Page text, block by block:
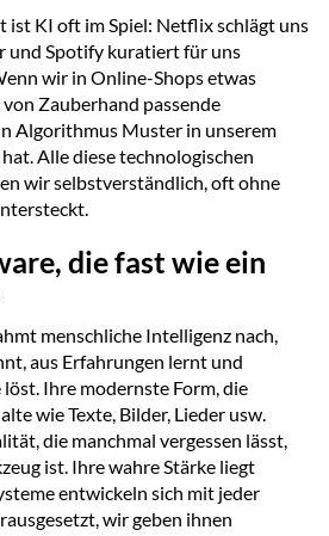
ist KI oft im Spiel: Netflix schlägt uns
und Spotify kuratiert für uns
wir in Online-Shops etwas
Zauberhand passende
Algorithmus Muster in unserem
Alle diese technologischen
wir selbstverständlich, oft ohne
die fast wie ein
menschliche Intelligenz nach,
aus Erfahrungen lernt und
Ihre modernste Form, die
wie Texte, Bilder, Lieder usw.
die manchmal vergessen lässt,
ist. Ihre wahre Stärke liegt
entwickeln sich mit jeder
wir geben ihnen